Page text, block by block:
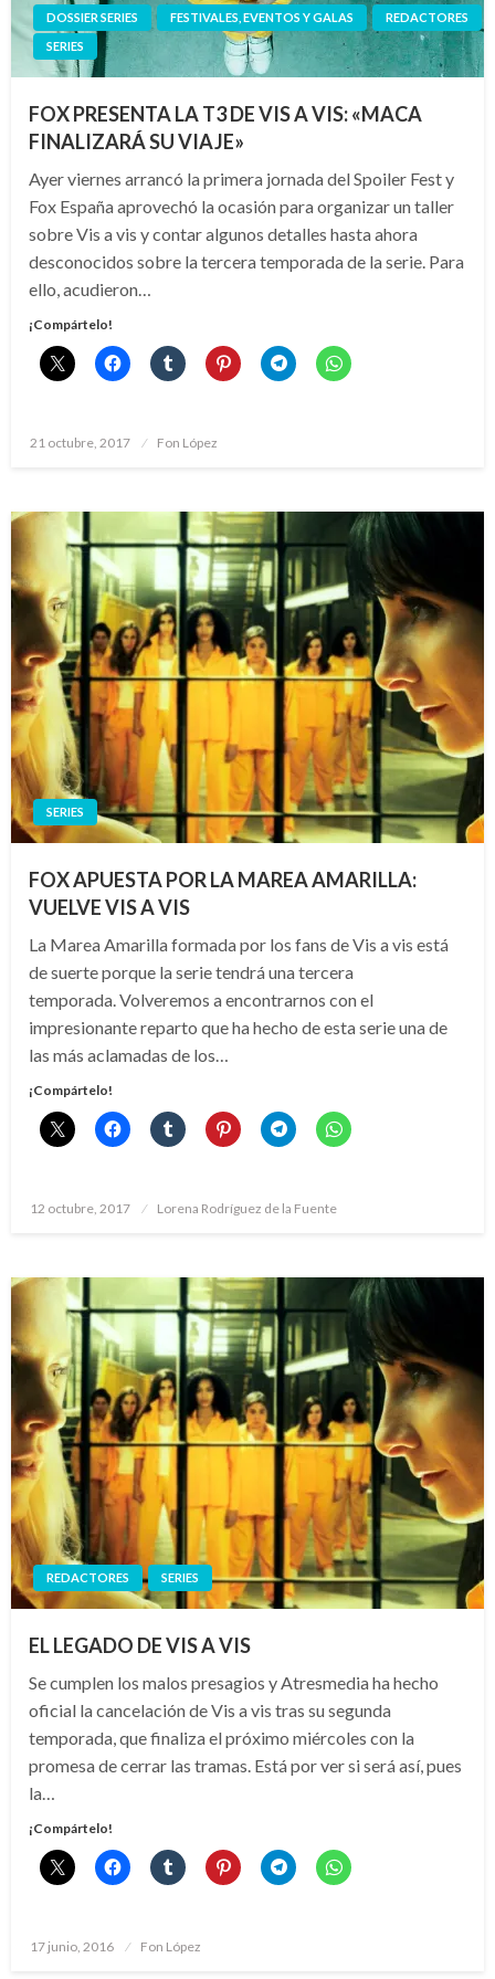
DOSSIER SERIES FESTIVALES, EVENTOS Y GALAS
REDACTORES
SERIES
FOX PRESENTA LA T3 DE VIS A VIS: «MACA
FINALIZARÁ SU VIAJE»
Ayer viernes arrancó la primera jornada del Spoiler Fest y
Fox España aprovechó la ocasión para organizar un taller
sobre Vis a vis y contar algunos detalles hasta ahora
desconocidos sobre la tercera temporada de la serie. Para
ello, acudieron…
¡Compártelo!
Publicado
21 octubre, 2017 Fon López
SERIES
FOX APUESTA POR LA MAREA AMARILLA:
VUELVE VIS A VIS
La Marea Amarilla formada por los fans de Vis a vis está
de suerte porque la serie tendrá una tercera
temporada. Volveremos a encontrarnos con el
impresionante reparto que ha hecho de esta serie una de
las más aclamadas de los…
¡Compártelo!
Publicado
12 octubre, 2017 Lorena Rodríguez de la Fuente
REDACTORES SERIES
EL LEGADO DE VIS A VIS
Se cumplen los malos presagios y Atresmedia ha hecho
oficial la cancelación de Vis a vis tras su segunda
temporada, que finaliza el próximo miércoles con la
promesa de cerrar las tramas. Está por ver si será así, pues
la…
¡Compártelo!
Publicado
17 junio, 2016 Fon López